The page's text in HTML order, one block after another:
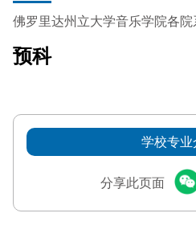
佛罗里达州立大学音乐学院各
预科
学校专业
分享此页面